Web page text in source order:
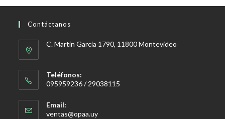
Contáctanos
C. Martín García 1790, 11800 Montevideo
Teléfonos:
095959236 / 29038115
Email:
ventas@opaa.uySe